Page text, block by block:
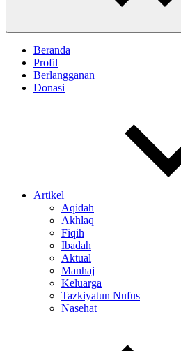
Beranda
Profil
Berlangganan
Donasi
Artikel
Aqidah
Akhlaq
Fiqih
Ibadah
Aktual
Manhaj
Keluarga
Tazkiyatun Nufus
Nasehat